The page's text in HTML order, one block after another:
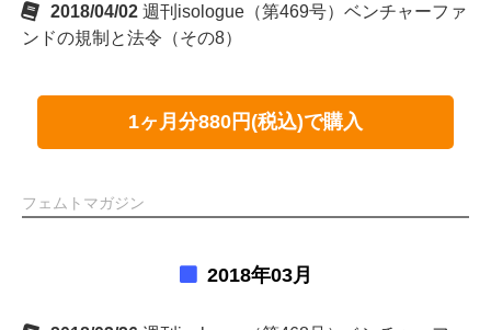
2018/04/02 週刊isologue（第469号）ベンチャーファ
ンドの規制と法令（その8）
1ヶ月分880円(税込)で購入
フェムトマガジン
2018年03月